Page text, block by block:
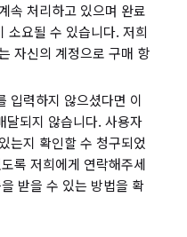
속 처리하고 있으며 완료
소요될 수 있습니다. 저희
자신의 계정으로 구매 항
입력하지 않으셨다면 이
달되지 않습니다. 사용자
는지 확인할 수 청구되었
록 저희에게 연락해주세
받을 수 있는 방법을 확